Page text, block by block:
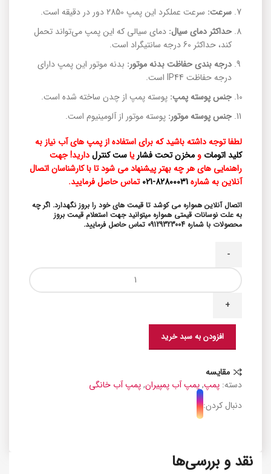
سرعت: سرعت عملکرد این پمپ 2850 دور در دقیقه است.
حداکثر دمای سیال: دمای سیالی که این پمپ می‌تواند تحمل
کند، حداکثر 60 درجه سانتیگراد است.
درجه بندی حفاظت بدنه موتور: بدنه موتور این پمپ دارای
درجه حفاظت IP44 است.
جنس پوسته پمپ: پوسته پمپ از چدن ساخته شده است.
جنس پوسته موتور: پوسته موتور از آلومینیوم است.
لطفا توجه داشته باشید که برای استفاده از پمپ های آب نیاز به
کلید اتومات و مخزن تحت فشار یاست کنترلدارید! جهت
راهنمایی های هر چه بهتر پیشنهاد می شود تا با کارشناسان اتصال
آنلاین به شماره82800031-021 تماس حاصل فرمایید.
اتصال آنلاین همواره می کوشد تا قیمت های خود را بروز نگهدارد. اگر چه
به علت نوسانات قیمتی همواره میتوانید جهت استعلام قیمت بروز
محصولات با شماره 09129323004 تماس حاصل فرمایید.
افزودن به سبد خرید
مقایسه
دسته: پمپ,پمپ آب پمپیران,پمپ آب خانگی
دنبال کردن:
نقد و بررسی‌ها